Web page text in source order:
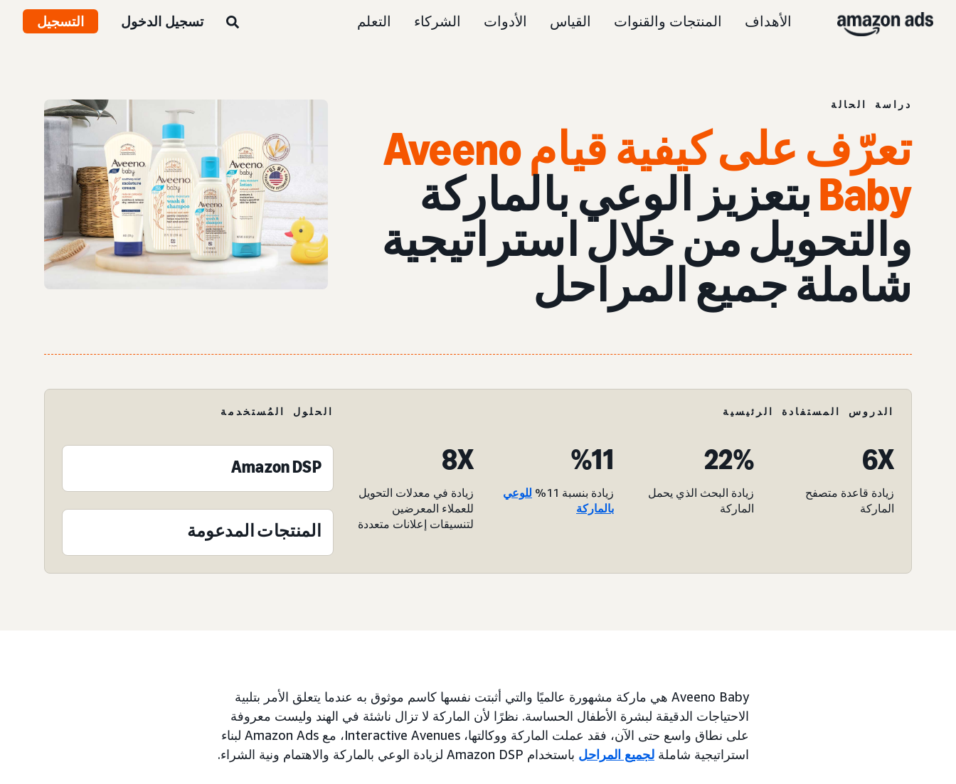
الأهداف المنتجات والقنوات القياس الأدوات الشركاء التعلم تسجيل الدخول التسجيل
دراسة الحالة
تعرّف على كيفية قيام Aveeno
Babyبتعزيز الوعي بالماركة
والتحويل من خلال استراتيجية
شاملة جميع المراحل
الدروس المستفادة الرئيسية
6X
زيادة قاعدة متصفح
الماركة
22%
زيادة البحث الذي يحمل
الماركة
%11
زيادة بنسبة 11%
للوعي
بالماركة
8X
زيادة في معدلات التحويل
للعملاء المعرضين
لتنسيقات إعلانات متعددة
الحلول المُستخدمة
Amazon DSP
المنتجات المدعومة
Aveeno Baby هي ماركة مشهورة عالميًا والتي أثبتت نفسها كاسم موثوق به عندما يتعلق الأمر بتلبية
الاحتياجات الدقيقة لبشرة الأطفال الحساسة. نظرًا لأن الماركة لا تزال ناشئة في الهند وليست معروفة
على نطاق واسع حتى الآن، فقد عملت الماركة ووكالتها، Interactive Avenues، مع Amazon Ads لبناء
استراتيجية شاملة لجميع المراحل باستخدام Amazon DSP لزيادة الوعي بالماركة والاهتمام ونية الشراء.